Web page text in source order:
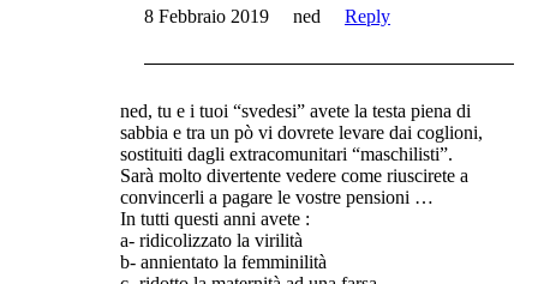
8 Febbraio 2019
ned Reply
ned, tu e i tuoi “svedesi” avete la testa piena di
sabbia e tra un pò vi dovrete levare dai coglioni,
sostituiti dagli extracomunitari “maschilisti”.
Sarà molto divertente vedere come riuscirete a
convincerli a pagare le vostre pensioni …
In tutti questi anni avete :
a- ridicolizzato la virilità
b- annientato la femminilità